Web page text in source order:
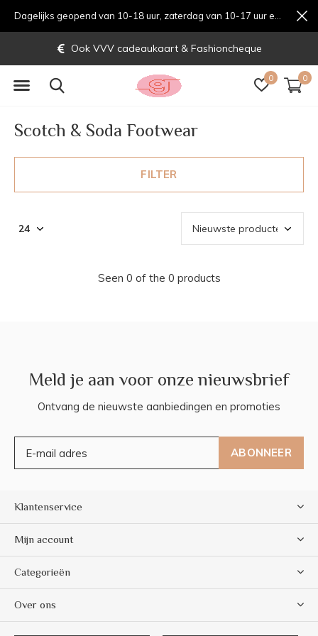
0 0
Ook VVV cadeaukaart & Fashioncheque
Scotch & Soda Footwear
FILTER
Seen 0 of the 0 products
Meld je aan voor onze nieuwsbrief
Ontvang de nieuwste aanbiedingen en promoties
ABONNEER
Klantenservice
Mijn account
Categorieën
Over ons